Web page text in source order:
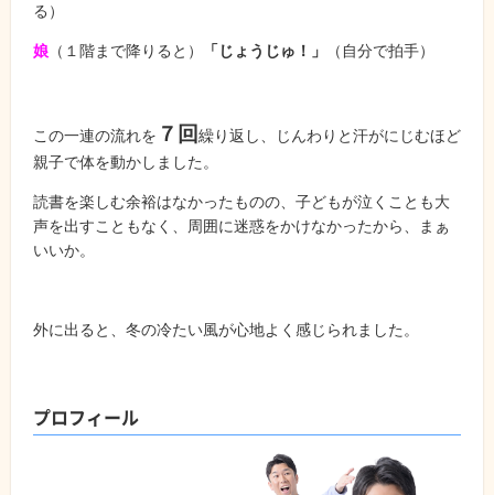
る）
娘 （１階まで降りると） 「じょうじゅ！」 （自分で拍手）
この一連の流れを ７回繰り返し、じんわりと汗がにじむほど
親子で体を動かしました。
読書を楽しむ余裕はなかったものの、子どもが泣くことも大
声を出すこともなく、周囲に迷惑をかけなかったから、まぁ
いいか。
外に出ると、冬の冷たい風が心地よく感じられました。
プロフィール